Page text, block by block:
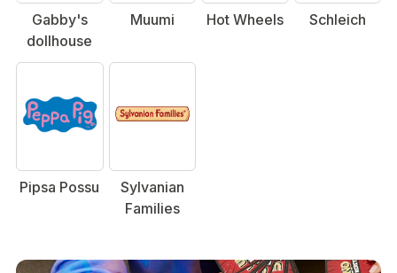
Gabby's
dollhouse
Muumi Hot Wheels Schleich
Pipsa Possu
Sylvanian
Families